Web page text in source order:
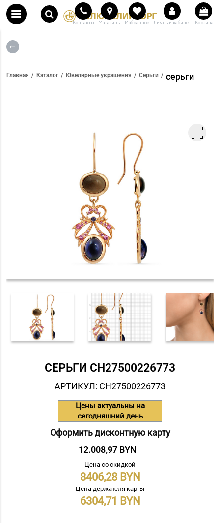
Контакты Магазины Избранное Личный кабинет Корзина
Главная Каталог Ювелирные украшения Серьги серьги
СЕРЬГИ СH27500226773
АРТИКУЛ: СH27500226773
Цены актуальны на
сегодняшний день
Оформить дисконтную карту
12.008,97 BYN
Цена со скидкой
8406,28
Цена держателя карты
6304,71